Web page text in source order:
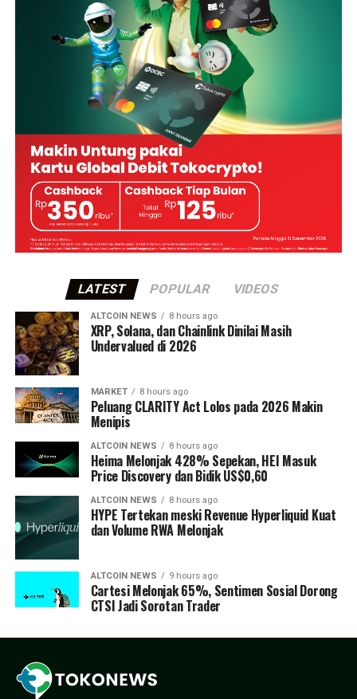
LATEST POPULAR VIDEOS
ALTCOIN NEWS 8 hours ago
XRP, Solana, dan Chainlink Dinilai Masih
Undervalued di 2026
MARKET 8 hours ago
Peluang CLARITY Act Lolos pada 2026 Makin
Menipis
ALTCOIN NEWS 8 hours ago
Heima Melonjak 428% Sepekan, HEI Masuk
Price Discovery dan Bidik US$0,60
ALTCOIN NEWS 8 hours ago
HYPE Tertekan meski Revenue Hyperliquid Kuat
dan Volume RWA Melonjak
ALTCOIN NEWS 9 hours ago
Cartesi Melonjak 65%, Sentimen Sosial Dorong
CTSI Jadi Sorotan Trader